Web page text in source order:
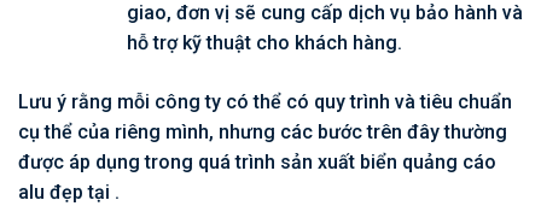
giao, đơn vị sẽ cung cấp dịch vụ bảo hành và
hỗ trợ kỹ thuật cho khách hàng.
Lưu ý rằng mỗi công ty có thể có quy trình và tiêu chuẩn
cụ thể của riêng mình, nhưng các bước trên đây thường
được áp dụng trong quá trình sản xuất biển quảng cáo
alu đẹp tại .